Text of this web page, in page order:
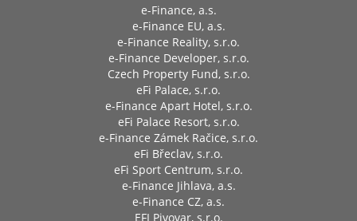
e-Finance, a.s.
e-Finance EU, a.s.
e-Finance Reality, s.r.o.
e-Finance Developer, s.r.o.
Czech Property Fund, s.r.o.
eFi Palace, s.r.o.
e-Finance Apart Hotel, s.r.o.
eFi Palace Resort, s.r.o.
e-Finance Zámek Račice, s.r.o.
eFi Břeclav, s.r.o.
eFi Sport Centrum, s.r.o.
e-Finance Jihlava, a.s.
e-Finance CZ, a.s.
EFI Pivovar, s.r.o.